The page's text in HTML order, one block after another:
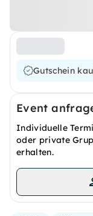
Gutschein
Event
Individuelle
oder private
erhalten.